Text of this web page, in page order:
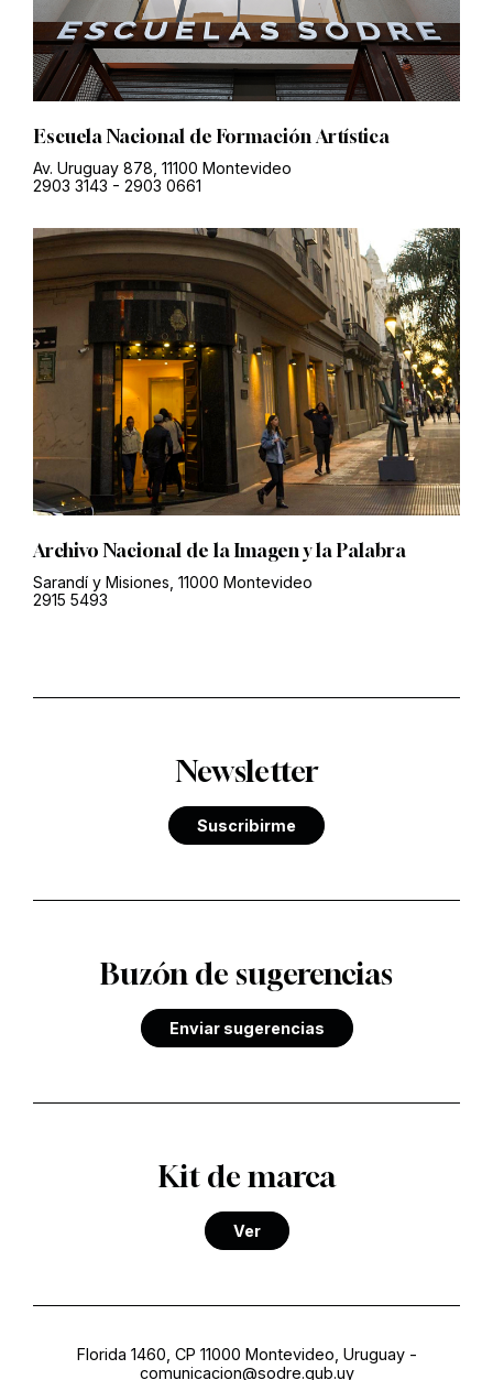
Escuela Nacional de Formación Artística
Av. Uruguay 878, 11100 Montevideo
2903 3143 - 2903 0661
Archivo Nacional de la Imagen y la Palabra
Sarandí y Misiones, 11000 Montevideo
2915 5493
Newsletter
Suscribirme
Buzón de sugerencias
Enviar sugerencias
Kit de marca
Ver
Florida 1460, CP 11000 Montevideo, Uruguay-
comunicacion@sodre.gub.uy